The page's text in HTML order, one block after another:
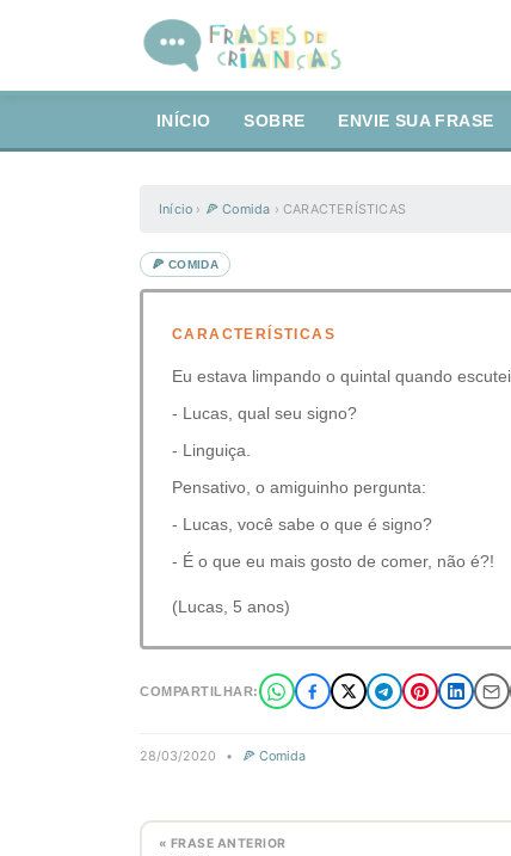
INÍCIO SOBRE ENVIE SUA FRASE
Início › 🍕 Comida ›CARACTERÍSTICAS
🍕 COMIDA
CARACTERÍSTICAS
Eu estava limpando o quintal quando
- Lucas, qual seu signo?
- Linguiça.
Pensativo, o amiguinho pergunta:
- Lucas, você sabe o que é signo?
- É o que eu mais gosto de comer, não é?!
(Lucas, 5 anos)
COMPARTILHAR:
28/03/2020 • 🍕 Comida
« FRASE ANTERIOR